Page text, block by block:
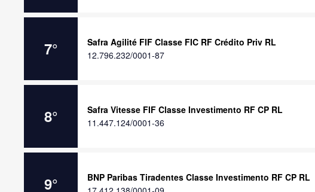
7°
Safra Agilité FIF Classe FIC RF Crédito Priv RL
12.796.232/0001-87
8°
Safra Vitesse FIF Classe Investimento RF CP RL
11.447.124/0001-36
9°
BNP Paribas Tiradentes Classe Investimento RF CP RL